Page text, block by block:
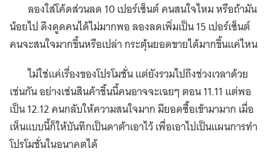
ลองใส่โค้ดส่วนลด 10 เปอร์เซ็นต์ คนสนใจไหม หรือถ้ามัน
น้อยไป ดึงดูดคนได้ไม่มากพอ ลองลดเพิ่มเป็น 15 เปอร์เซ็นต์
คนจะสนใจมากขึ้นหรือเปล่า กระตุ้นยอดขายได้มากขึ้นแค่ไหน
ไม่ใช่แค่เรื่องของโปรโมชั่น แต่ยังรวมไปถึงช่วงเวลาด้วย
เช่นกัน อย่างเช่นสินค้าชิ้นนี้คนอาจจะเฉยๆ ตอน 11.11 แต่พอ
เป็น 12.12 คนกลับให้ความสนใจมาก มียอดซื้อเข้ามามาก เมื่อ
เห็นแบบนี้ก็ให้บันทึกเป็นดาต้าเอาไว้ เพื่อเอาไปเป็นแผนการทำ
โปรโมชั่นในอนาคตได้